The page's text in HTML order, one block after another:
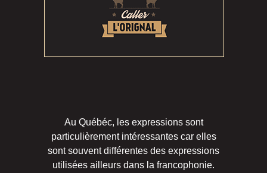
Au Québéc, les expressions sont
particulièrement intéressantes car elles
sont souvent différentes des expressions
utilisées ailleurs dans la francophonie.